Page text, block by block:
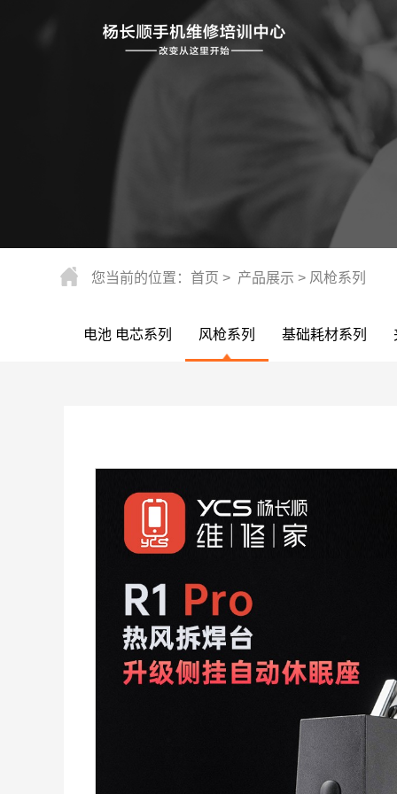
您当前的位置： 首页 > 产品展示 > 风枪系列
电池 电芯系列 风枪系列 基础耗材系列